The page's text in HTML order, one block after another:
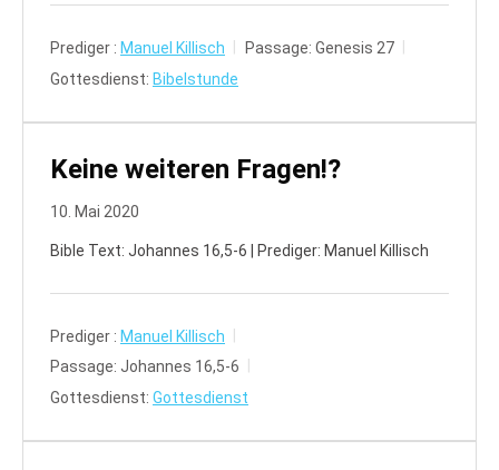
Prediger : Manuel Killisch Passage: Genesis 27
Gottesdienst: Bibelstunde
Keine weiteren Fragen!?
10. Mai 2020
Bible Text: Johannes 16,5-6 | Prediger: Manuel Killisch
Prediger : Manuel Killisch
Passage: Johannes 16,5-6
Gottesdienst: Gottesdienst